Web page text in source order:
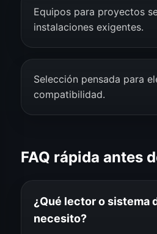
Equipos para proyectos
instalaciones exigentes.
Selección pensada para
compatibilidad.
FAQ rápida antes
¿Qué lector o sistema
necesito?